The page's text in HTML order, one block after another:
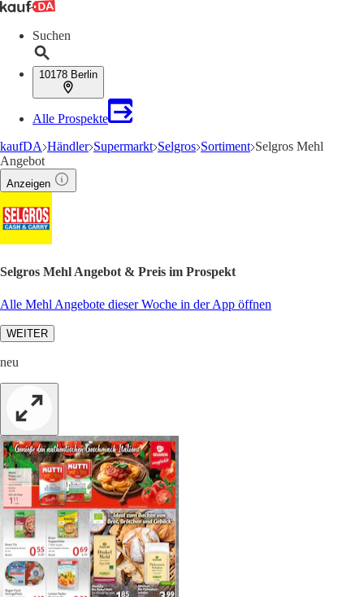
Suchen
10178 Berlin
Alle Prospekte
kaufDA Händler Supermarkt Selgros Sortiment Selgros Mehl
Angebot
Anzeigen
Selgros Mehl Angebot & Preis im Prospekt
Alle Mehl Angebote dieser Woche in der App öffnen
WEITER
neu